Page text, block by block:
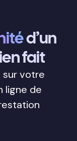
d’un
fait
votre
ligne de